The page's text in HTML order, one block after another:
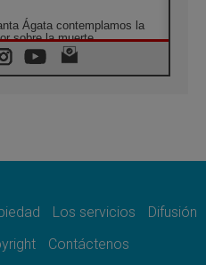
Ágata contemplamos la
sobre la muerte
el Santuario de la Madre
del cristiano"
Los servicios
Difusión
Contáctenos